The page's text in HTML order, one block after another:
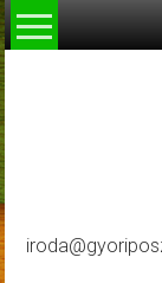
Skip
to
content